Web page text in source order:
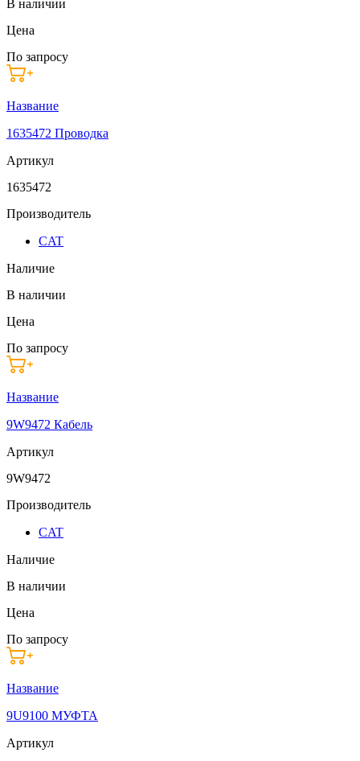
В наличии
Цена
По запросу
Название
1635472 Проводка
Артикул
1635472
Производитель
CAT
Наличие
В наличии
Цена
По запросу
Название
9W9472 Кабель
Артикул
9W9472
Производитель
CAT
Наличие
В наличии
Цена
По запросу
Название
9U9100 МУФТА
Артикул